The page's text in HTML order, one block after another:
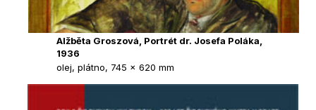
Alžběta Groszová, Portrét dr. Josefa Poláka,
1936
olej, plátno, 745 x 620 mm